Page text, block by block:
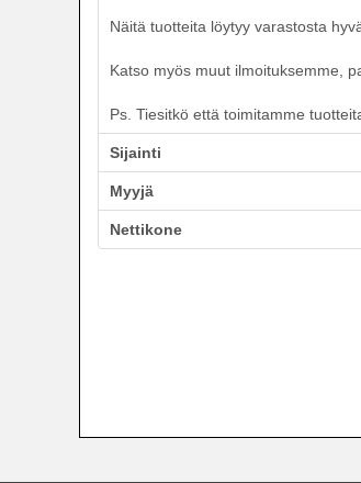
Näitä tuotteita löytyy varastosta
Katso myös muut ilmoituksemme,
Ps. Tiesitkö että toimitamme
Sijainti
Myyjä
Nettikone